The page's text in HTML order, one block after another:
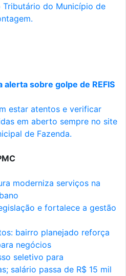
do Município de
alerta sobre golpe de REFIS
estar atentos e verificar
em aberto sempre no site
de Fazenda.
moderniza serviços na
e fortalece a gestão
bairro planejado reforça
negócios
seletivo para
salário passa de R$ 15 mil